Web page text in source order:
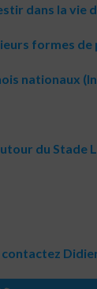
dans la vie
formes
nationaux
du Stade